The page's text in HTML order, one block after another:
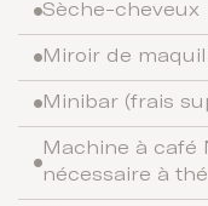
Sèche-cheveux
Miroir de
Minibar (frais
Machine à café
nécessaire à thé